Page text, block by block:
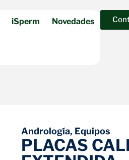
iSperm Novedades
Andrología, Equipos
PLACAS